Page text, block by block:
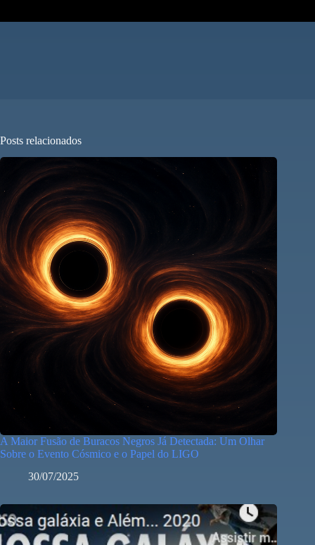
Posts relacionados
A Maior Fusão de Buracos Negros Já Detectada: Um Olhar
Sobre o Evento Cósmico e o Papel do LIGO
30/07/2025